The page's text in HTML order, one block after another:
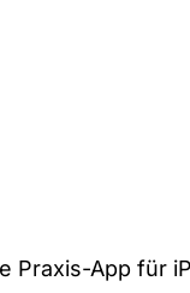
Praxis-App für